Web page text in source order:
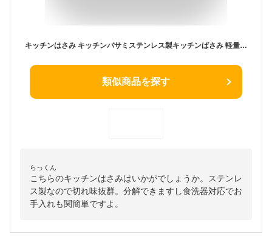
キッチンはさみ キッチンバサミステンレス製キッチンばさみ 軽量 食洗器対応 料理ハサミ 料理 調理 多機能 分解 肉切り アウトドア キャンプ ギフト キッチングッズ 便利 台所 効率的 高品質 栓抜き オープナー 缶開き さびない 新生活 便利 プレゼント 人気
類似商品を探す
らっくん
こちらのキッチンはさみはいかがでしょうか。ステンレ
ス製なので切れ味抜群。分解できますし食洗器対応でお
手入れも関簡単ですよ。